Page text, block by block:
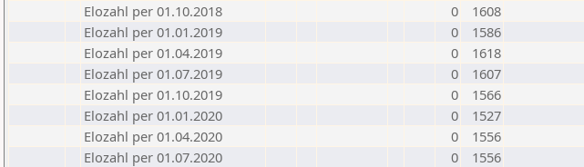
Elozahl per 01.10.2018
0
1608
Elozahl per 01.01.2019
0
1586
Elozahl per 01.04.2019
0
1618
Elozahl per 01.07.2019
0
1607
Elozahl per 01.10.2019
0
1566
Elozahl per 01.01.2020
0
1527
Elozahl per 01.04.2020
0
1556
Elozahl per 01.07.2020
0
1556